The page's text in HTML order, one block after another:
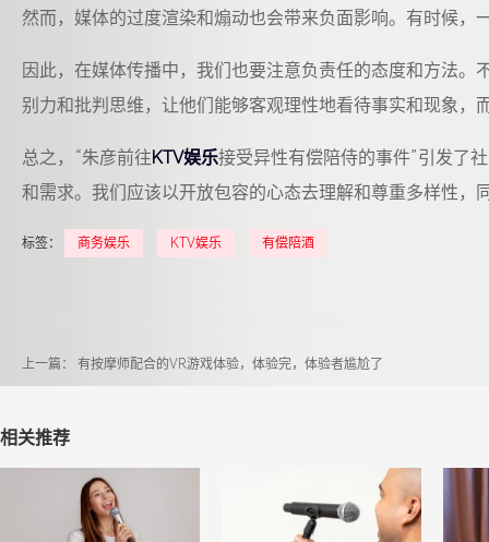
然而，媒体的过度渲染和煽动也会带来负面影响。有时候
因此，在媒体传播中，我们也要注意负责任的态度和方法
别力和批判思维，让他们能够客观理性地看待事实和现象，
总之，“朱彦前往KTV娱乐接受异性有偿陪侍的事件”引发了
和需求。我们应该以开放包容的心态去理解和尊重多样性
标签： 商务娱乐 KTV娱乐 有偿陪酒
上一篇： 有按摩师配合的VR游戏体验，体验完，体验者尴尬了
相关推荐